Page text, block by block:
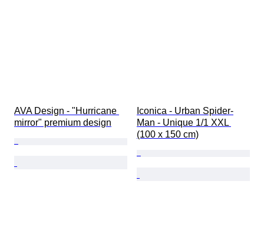
AVA Design - "Hurricane
mirror" premium design
Iconica - Urban Spider-
Man - Unique 1/1 XXL
(100 x 150 cm)